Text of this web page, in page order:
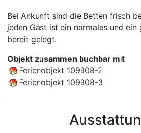
Bei Ankunft sind die Betten frisch
jeden Gast ist ein normales und ein
bereit gelegt.
Objekt zusammen buchbar mit
Ferienobjekt 109908-2
Ferienobjekt 109908-3